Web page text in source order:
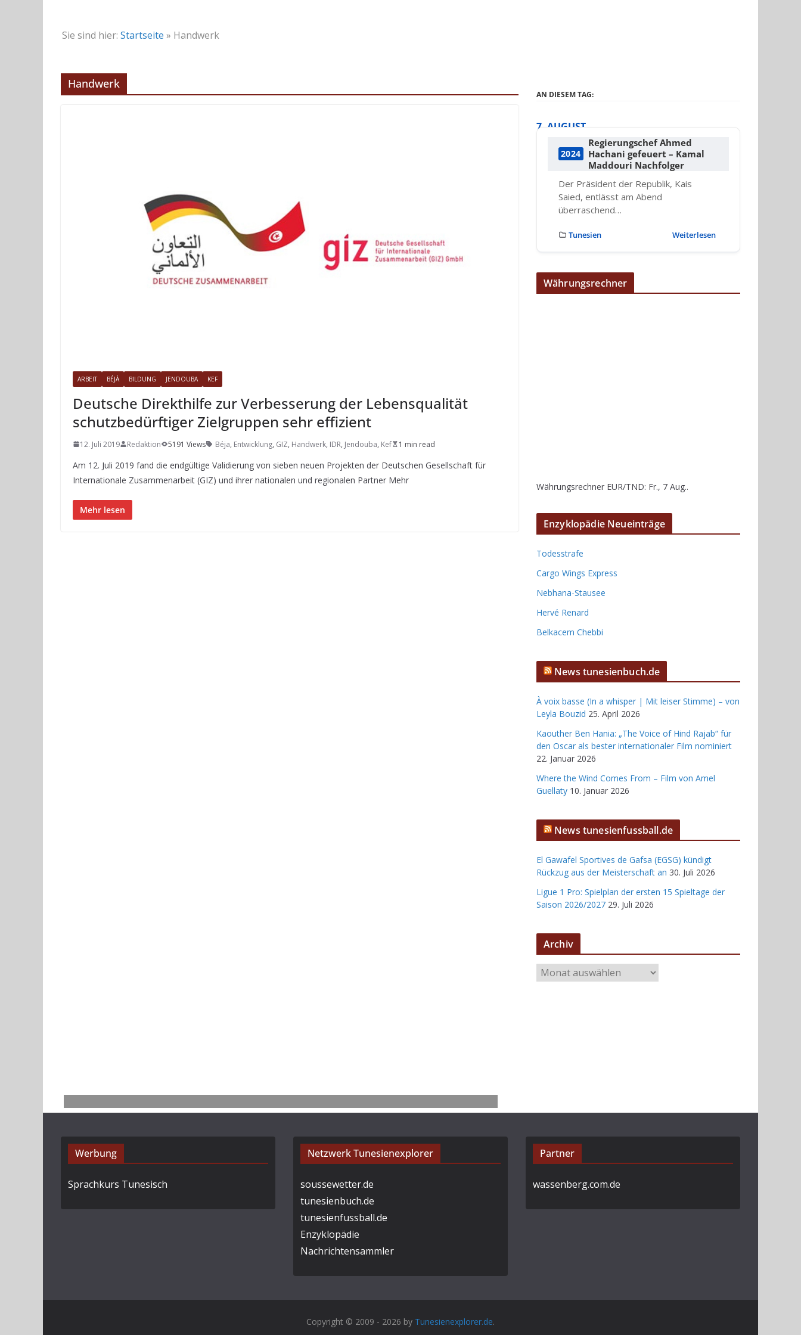
Sie sind hier: Startseite » Handwerk
Handwerk
ARBEIT BÉJÀ BILDUNG JENDOUBA KEF
Deutsche Direkthilfe zur Verbesserung der Lebensqualität
schutzbedürftiger Zielgruppen sehr effizient
12. Juli 2019 Redaktion 5191 Views Béja, Entwicklung, GIZ, Handwerk, IDR, Jendouba, Kef 1 min read
Am 12. Juli 2019 fand die endgültige Validierung von sieben neuen Projekten der Deutschen Gesellschaft für
Internationale Zusammenarbeit (GIZ) und ihrer nationalen und regionalen Partner Mehr
Mehr lesen
AN DIESEM TAG:
7. AUGUST
2024
Regierungschef Ahmed
Hachani gefeuert – Kamal
Maddouri Nachfolger
Der Präsident der Republik, Kais
Saied, entlässt am Abend
überraschend…
Tunesien Weiterlesen
Währungsrechner
Währungsrechner EUR/TND: Fr., 7 Aug..
Enzyklopädie Neueinträge
Todesstrafe
Cargo Wings Express
Nebhana-Stausee
Hervé Renard
Belkacem Chebbi
News tunesienbuch.de
À voix basse (In a whisper | Mit leiser Stimme) – von
Leyla Bouzid 25. April 2026
Kaouther Ben Hania: „The Voice of Hind Rajab“ für
den Oscar als bester internationaler Film nominiert
22. Januar 2026
Where the Wind Comes From – Film von Amel
Guellaty 10. Januar 2026
News tunesienfussball.de
El Gawafel Sportives de Gafsa (EGSG) kündigt
Rückzug aus der Meisterschaft an 30. Juli 2026
Ligue 1 Pro: Spielplan der ersten 15 Spieltage der
Saison 2026/2027 29. Juli 2026
Archiv
r
Werbung
Sprachkurs Tunesisch
Netzwerk Tunesienexplorer
soussewetter.de
tunesienbuch.de
tunesienfussball.de
Enzyklopädie
Nachrichtensammler
Partner
wassenberg.com.de
Copyright © 2009 - 2026 by Tunesienexplorer.de.